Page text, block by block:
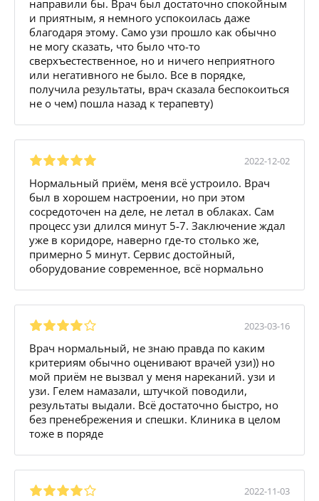
направили бы. Врач был достаточно спокойным
и приятным, я немного успокоилась даже
благодаря этому. Само узи прошло как обычно
не могу сказать, что было что-то
сверхъестественное, но и ничего неприятного
или негативного не было. Все в порядке,
получила результаты, врач сказала беспокоиться
не о чем) пошла назад к терапевту)
2022-12-02
Нормальный приём, меня всё устроило. Врач
был в хорошем настроении, но при этом
сосредоточен на деле, не летал в облаках. Сам
процесс узи длился минут 5-7. Заключение ждал
уже в коридоре, наверно где-то столько же,
примерно 5 минут. Сервис достойный,
оборудование современное, всё нормально
2023-03-16
Врач нормальный, не знаю правда по каким
критериям обычно оценивают врачей узи)) но
мой приём не вызвал у меня нареканий. узи и
узи. Гелем намазали, штучкой поводили,
результаты выдали. Всё достаточно быстро, но
без пренебрежения и спешки. Клиника в целом
тоже в поряде
2022-11-03